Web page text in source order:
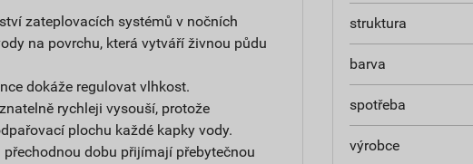
zateplovacích systémů v nočních
na povrchu, která vytváří živnou půdu
dokáže regulovat vlhkost.
rychleji vysouší, protože
plochu každé kapky vody.
dobu přijímají přebytečnou
struktura
barva
spotřeba
výrobce